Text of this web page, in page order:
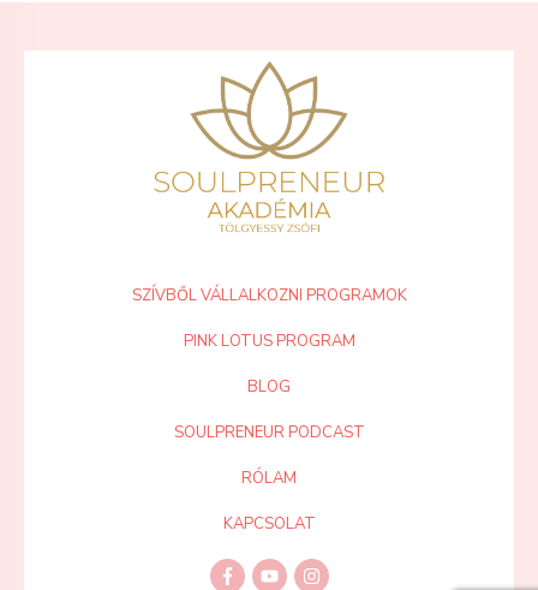
SZÍVBŐL VÁLLALKOZNI PROGRAMOK
PINK LOTUS PROGRAM
BLOG
SOULPRENEUR PODCAST
RÓLAM
KAPCSOLAT